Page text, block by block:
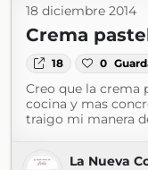
18 diciembre 2014
Crema
18 0
Creo que la crema
cocina y mas
traigo mi manera
La Nueva